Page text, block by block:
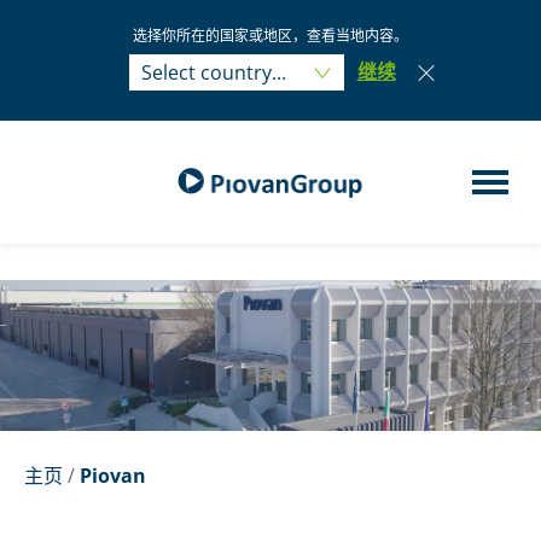
选择你所在的国家或地区，查看当地内容。
Select country...
Select country... 继续
主页 / Piovan